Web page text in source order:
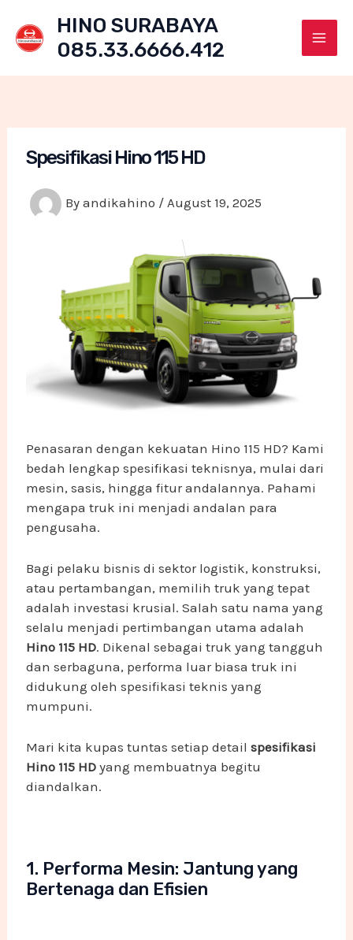
content
HINO SURABAYA
085.33.6666.412
Spesifikasi Hino 115 HD
Byandikahino / August 19, 2025
Penasaran dengan kekuatan Hino 115 HD? Kami
bedah lengkap spesifikasi teknisnya, mulai dari
mesin, sasis, hingga fitur andalannya. Pahami
mengapa truk ini menjadi andalan para
pengusaha.
Bagi pelaku bisnis di sektor logistik, konstruksi,
atau pertambangan, memilih truk yang tepat
adalah investasi krusial. Salah satu nama yang
selalu menjadi pertimbangan utama adalah
Hino 115 HD. Dikenal sebagai truk yang tangguh
dan serbaguna, performa luar biasa truk ini
didukung oleh spesifikasi teknis yang
mumpuni.
Mari kita kupas tuntas setiap detailspesifikasi
Hino 115 HD yang membuatnya begitu
diandalkan.
1. Performa Mesin: Jantung yang
Bertenaga dan Efisien